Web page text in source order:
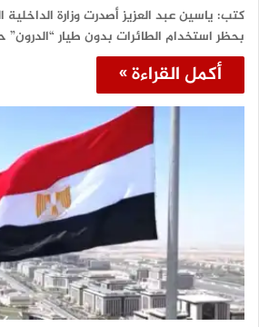
كتب: ياسين عبد العزيز أصدرت وزارة الداخلية
بحظر استخدام الطائرات بدون طيار
أكمل القراءة »